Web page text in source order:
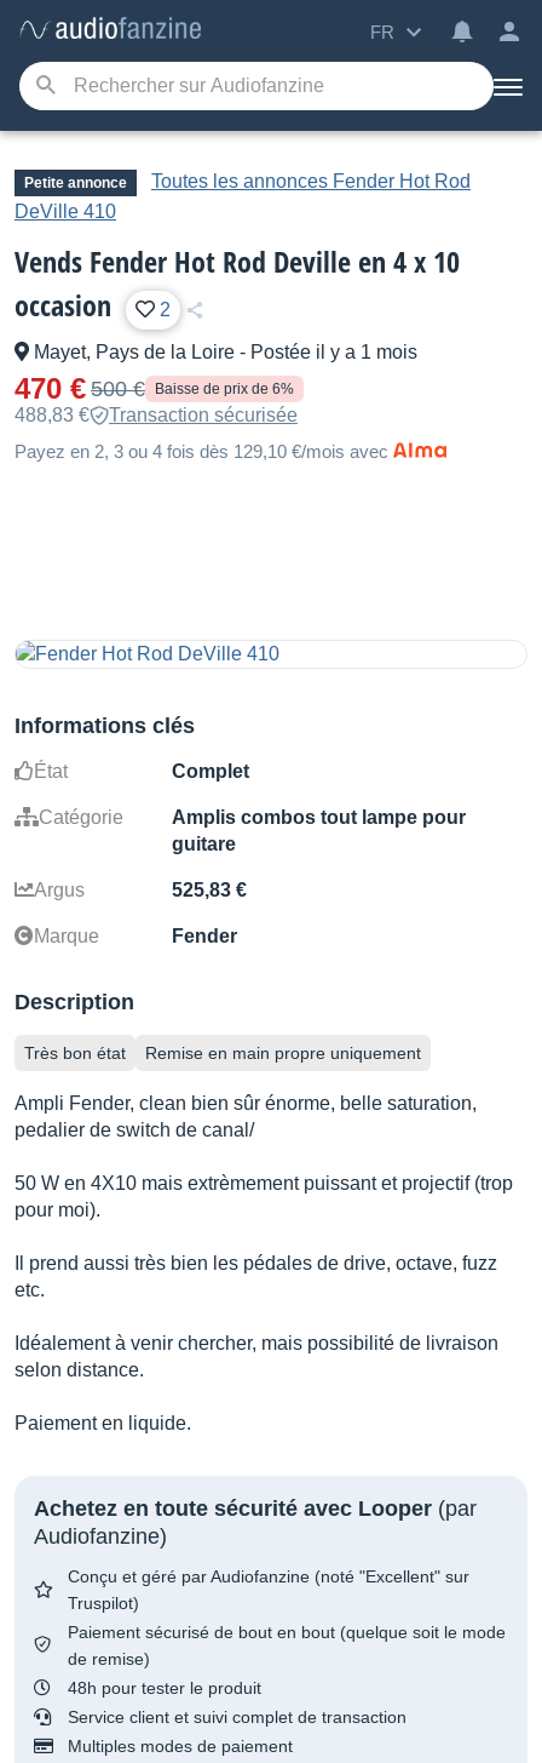
FR
Petite annonce
Toutes les annonces Fender Hot Rod
DeVille 410
Vends Fender Hot Rod Deville en 4 x 10
occasion
2
Mayet, Pays de la Loire - Postée il y a 1 mois
470 € 500 € Baisse de prix de 6%
488,83 €
Transaction sécurisée
Payez en 2, 3 ou 4 fois dès 129,10 €/mois avec
Informations clés
État Complet
Catégorie
Amplis combos tout lampe pour
guitare
Argus 525,83 €
Marque Fender
Description
Très bon état Remise en main propre uniquement
Ampli Fender, clean bien sûr énorme, belle saturation,
pedalier de switch de canal/
50 W en 4X10 mais extrèmement puissant et projectif (trop
pour moi).
Il prend aussi très bien les pédales de drive, octave, fuzz
etc.
Idéalement à venir chercher, mais possibilité de livraison
selon distance.
Paiement en liquide.
Achetez en toute sécurité avec Looper (par
Audiofanzine)
Conçu et géré par Audiofanzine (noté "Excellent" sur
Truspilot)
Paiement sécurisé de bout en bout (quelque soit le mode
de remise)
48h pour tester le produit
Service client et suivi complet de transaction
Multiples modes de paiement